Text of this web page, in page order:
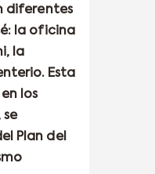
diferentes
la oficina
la
Esta
los
se
Plan del